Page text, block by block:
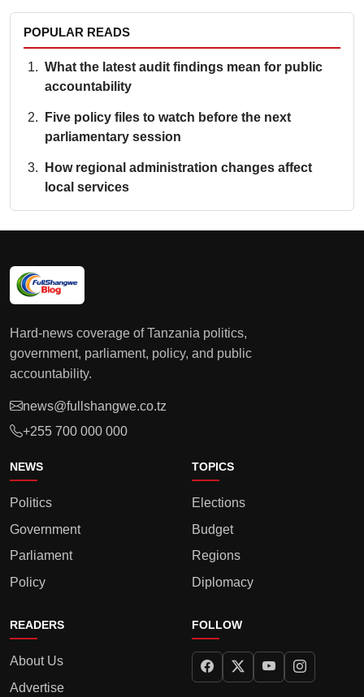
POPULAR READS
What the latest audit findings mean for public
accountability
Five policy files to watch before the next
parliamentary session
How regional administration changes affect
local services
Hard-news coverage of Tanzania politics,
government, parliament, policy, and public
accountability.
news@fullshangwe.co.tz
+255 700 000 000
NEWS
Politics
Government
Parliament
Policy
TOPICS
Elections
Budget
Regions
Diplomacy
READERS
About Us
Advertise
FOLLOW